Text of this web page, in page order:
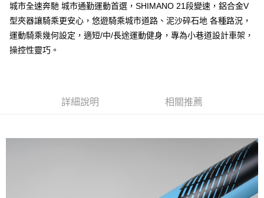
５．嚴禁一人註冊多個帳號或使用他人資訊註冊。若發現惡意使用之情形，
城市全速奔馳 城市通勤運動首選，SHIMANO 21段變速，鋁合金V
型夾器讓騎乘更安心，悠遊騎乘城市道路、泥沙碎石地 各種路況，
運動騎乘幾何設定，適短/中/長途運動健身，專為小巷道設計車架，
操控性靈巧。
詳細說明 相關推薦